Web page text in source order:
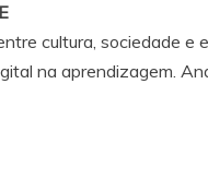
cultura, sociedade
na aprendizagem.